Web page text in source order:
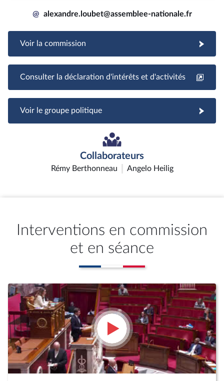
@ alexandre.loubet@assemblee-nationale.fr
Voir la commission
Consulter la déclaration d'intérêts et d'activités
Voir le groupe politique
Collaborateurs
Rémy Berthonneau Angelo Heilig
Interventions en commission
et en séance